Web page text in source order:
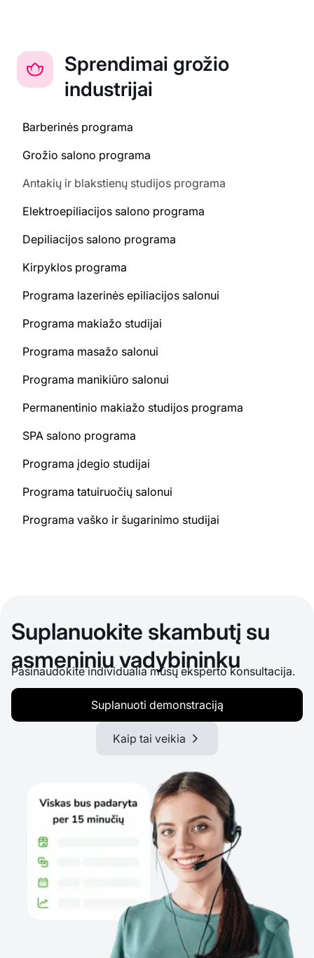
Sprendimai grožio
industrijai
Barberinės programa
Grožio salono programa
Antakių ir blakstienų studijos programa
Elektroepiliacijos salono programa
Depiliacijos salono programa
Kirpyklos programa
Programa lazerinės epiliacijos salonui
Programa makiažo studijai
Programa masažo salonui
Programa manikiūro salonui
Permanentinio makiažo studijos programa
SPA salono programa
Programa įdegio studijai
Programa tatuiruočių salonui
Programa vaško ir šugarinimo studijai
Suplanuokite skambutį su
asmeniniu vadybininku
Pasinaudokite individualia mūsų eksperto konsultacija.
Suplanuoti demonstraciją
Kaip tai veikia